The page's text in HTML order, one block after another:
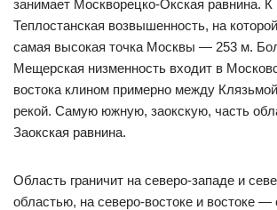
занимает Москворецко-Окская равнина. К
Теплостанская возвышенность, на
самая высокая точка Москвы — 253 м.
Мещерская низменность входит в
востока клином примерно между
рекой. Самую южную, заокскую, часть
Заокская равнина.
Область граничит на северо-западе и
областью, на северо-востоке и востоке